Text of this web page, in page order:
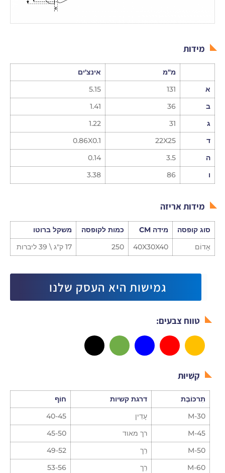
מידות
מ"מ
אינצ'ים
א
131
5.15
ב
36
1.41
ג
31
1.22
ד
22X25
0.86X0.1
ה
3.5
0.14
ו
86
3.38
מידות אריזה
סוג קופסה מידה CM כמות לקופסה
משקל ברוטו
אָדוֹם
40X30X40
250 17 ק"ג \ 39 ליברות
גמישות היא העסק שלנו
טווח צבעים:
קַשִׁיוּת
תִרכּוֹבֶת דרגת קשיות
חוֹף
M-30
עָדִין
40-45
M-45
רך מאוד
45-50
M-50
רַך
49-52
M-60
רַך
53-56